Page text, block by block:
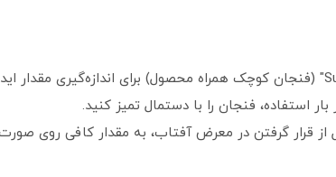
استفاده، فنجان را با دستمال تمیز کنید.